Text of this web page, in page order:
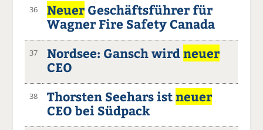
36 Neuer Geschäftsführer für
Wagner Fire Safety Canada
37 Nordsee: Gansch wirdneuer
CEO
38 Thorsten Seehars istneuer
CEO bei Südpack